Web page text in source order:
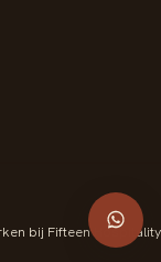
bij Fifteen Hospitality